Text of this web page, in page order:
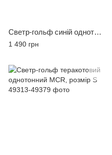
Светр-гольф синій однотонний MCR, розмір S
1 490 грн